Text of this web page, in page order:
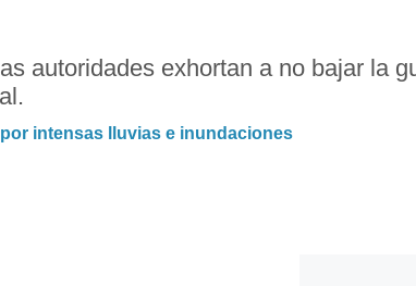
autoridades exhortan a no bajar la
intensas lluvias e inundaciones